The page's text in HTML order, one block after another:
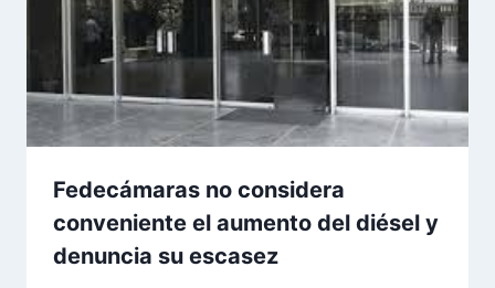
Fedecámaras no considera
conveniente el aumento del diésel y
denuncia su escasez